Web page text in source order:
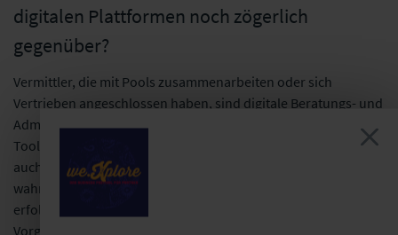
digitalen Plattformen noch zögerlich
gegenüber?
Vermittler, die mit Pools zusammenarbeiten oder sich
Vertrieben angeschlossen haben, sind digitale Beratungs- und
Administrationsprozesse gewohnt. Ihnen standen diverse
Tools schon vor der Pandemie zur Verfügung. Hier nehmen wir
auch im bAV-Geschäft keine Bedenken gegenüber Plattformen
wahr. Auf der anderen Seite ist es auch nachvollziehbar, wenn
erfolgreiche bAV-Vermittler zögern, ihr funktionierendes
Vorgehensmodell durch einen neuen Prozess zu ersetzen.